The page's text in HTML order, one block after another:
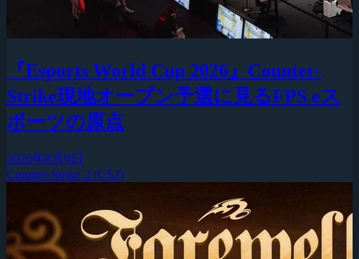
『Esports World Cup 2026』Counter-
Strike現地オープン予選に見るFPS eス
ポーツの原点
2026年8月9日
Counter-Strike 2 (CS2)